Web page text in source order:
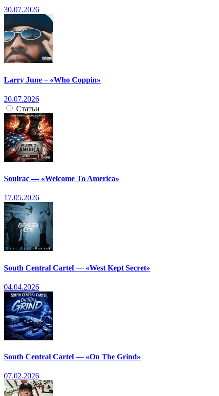
30.07.2026
Larry June – «Who Coppin»
20.07.2026
Статьи
Soulrac — «Welcome To America»
17.05.2026
South Central Cartel — «West Kept Secret»
04.04.2026
South Central Cartel — «On The Grind»
07.02.2026